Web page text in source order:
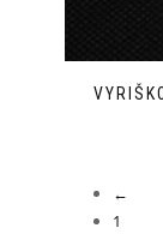
←
1